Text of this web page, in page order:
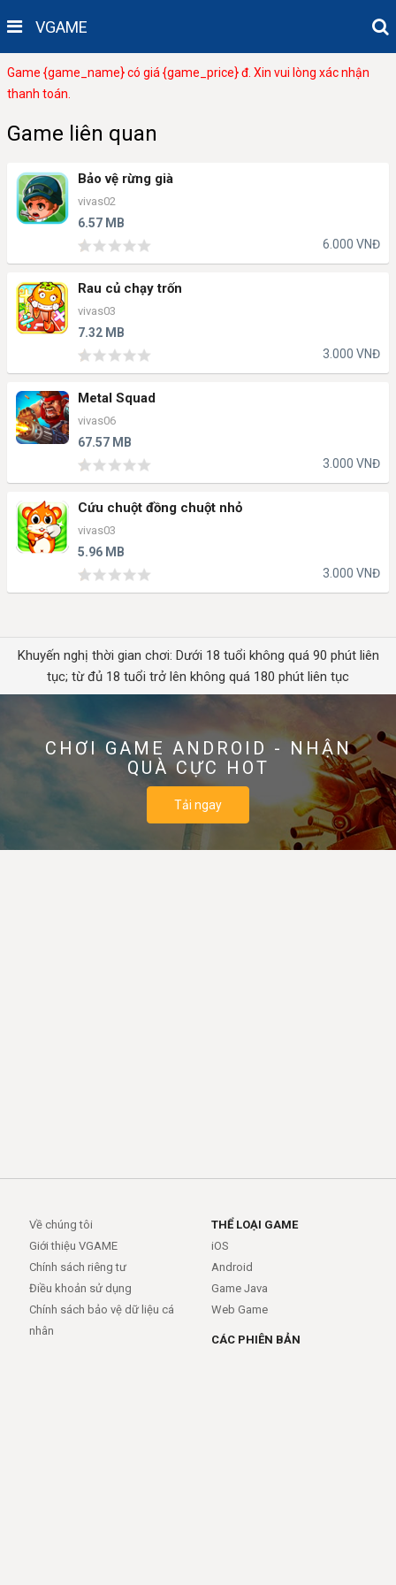
VGAME
Game {game_name} có giá {game_price} đ. Xin vui lòng xác nhận
thanh toán.
Game liên quan
Bảo vệ rừng già
vivas02
6.57 MB
6.000 VNĐ
Rau củ chạy trốn
vivas03
7.32 MB
3.000 VNĐ
Metal Squad
vivas06
67.57 MB
3.000 VNĐ
Cứu chuột đồng chuột nhỏ
vivas03
5.96 MB
3.000 VNĐ
Khuyến nghị thời gian chơi: Dưới 18 tuổi không quá 90 phút liên
tục; từ đủ 18 tuổi trở lên không quá 180 phút liên tục
CHƠI GAME ANDROID - NHẬN
QUÀ CỰC HOT
Tải ngay
Về chúng tôi
Giới thiệu VGAME
Chính sách riêng tư
Điều khoản sử dụng
Chính sách bảo vệ dữ liệu cá
nhân
THỂ LOẠI GAME
iOS
Android
Game Java
Web Game
CÁC PHIÊN BẢN